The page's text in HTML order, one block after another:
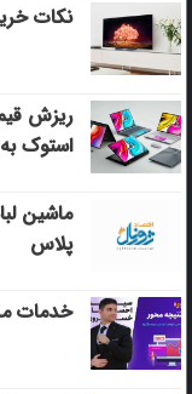
نکات خرید
ریزش
استوک
پلاس
خدمات